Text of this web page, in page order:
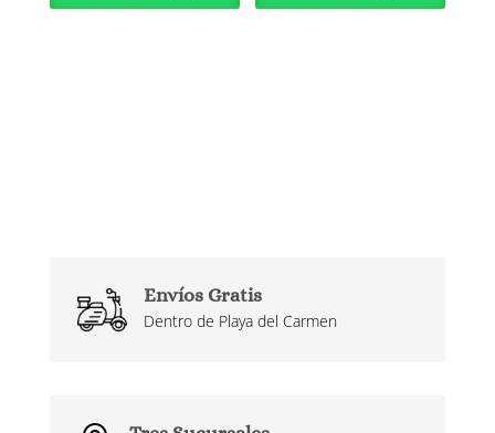
Envíos Gratis
Dentro de Playa del Carmen